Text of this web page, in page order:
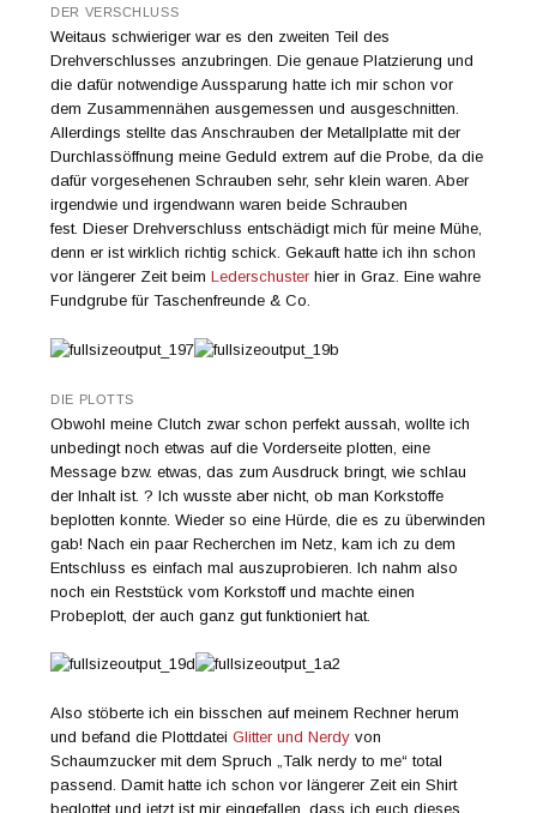
DER VERSCHLUSS
Weitaus schwieriger war es den zweiten Teil des
Drehverschlusses anzubringen. Die genaue Platzierung und
die dafür notwendige Aussparung hatte ich mir schon vor
dem Zusammennähen ausgemessen und ausgeschnitten.
Allerdings stellte das Anschrauben der Metallplatte mit der
Durchlassöffnung meine Geduld extrem auf die Probe, da die
dafür vorgesehenen Schrauben sehr, sehr klein waren. Aber
irgendwie und irgendwann waren beide Schrauben
fest. Dieser Drehverschluss entschädigt mich für meine Mühe,
denn er ist wirklich richtig schick. Gekauft hatte ich ihn schon
vor längerer Zeit beimLederschuster hier in Graz. Eine wahre
Fundgrube für Taschenfreunde & Co.
DIE PLOTTS
Obwohl meine Clutch zwar schon perfekt aussah, wollte ich
unbedingt noch etwas auf die Vorderseite plotten, eine
Message bzw. etwas, das zum Ausdruck bringt, wie schlau
der Inhalt ist. ? Ich wusste aber nicht, ob man Korkstoffe
beplotten konnte. Wieder so eine Hürde, die es zu überwinden
gab! Nach ein paar Recherchen im Netz, kam ich zu dem
Entschluss es einfach mal auszuprobieren. Ich nahm also
noch ein Reststück vom Korkstoff und machte einen
Probeplott, der auch ganz gut funktioniert hat.
Also stöberte ich ein bisschen auf meinem Rechner herum
und befand die PlottdateiGlitter und Nerdy von
Schaumzucker mit dem Spruch „Talk nerdy to me“ total
passend. Damit hatte ich schon vor längerer Zeit ein Shirt
beglottet und jetzt ist mir eingefallen, dass ich euch dieses